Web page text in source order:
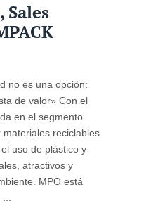
Sales
no es una opción:
de valor» Con el
en el segmento
reciclables
uso de plástico y
atractivos y
MPO está
...